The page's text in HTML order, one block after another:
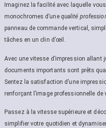
Imaginez la facilité avec laquelle
monochromes d’une qualité
panneau de commande vertical,
tâches en un clin d’œil.
Avec une vitesse d’impression allant
documents importants sont prêts
Sentez la satisfaction d’une
renforçant l’image professionnelle de
Passez à la vitesse supérieure et
simplifier votre quotidien et